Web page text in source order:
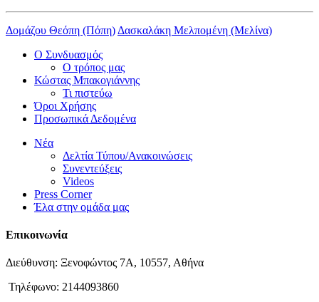
Δομάζου Θεόπη (Πόπη) Δασκαλάκη Μελπομένη (Μελίνα)
Ο Συνδυασμός
Ο τρόπος μας
Κώστας Μπακογιάννης
Τι πιστεύω
Όροι Χρήσης
Προσωπικά Δεδομένα
Νέα
Δελτία Τύπου/Ανακοινώσεις
Συνεντεύξεις
Videos
Press Corner
Έλα στην ομάδα μας
Επικοινωνία
Διεύθυνση: Ξενοφώντος 7Α, 10557, Αθήνα
Τηλέφωνο: 2144093860